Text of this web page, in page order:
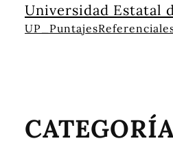
Universidad Estatal